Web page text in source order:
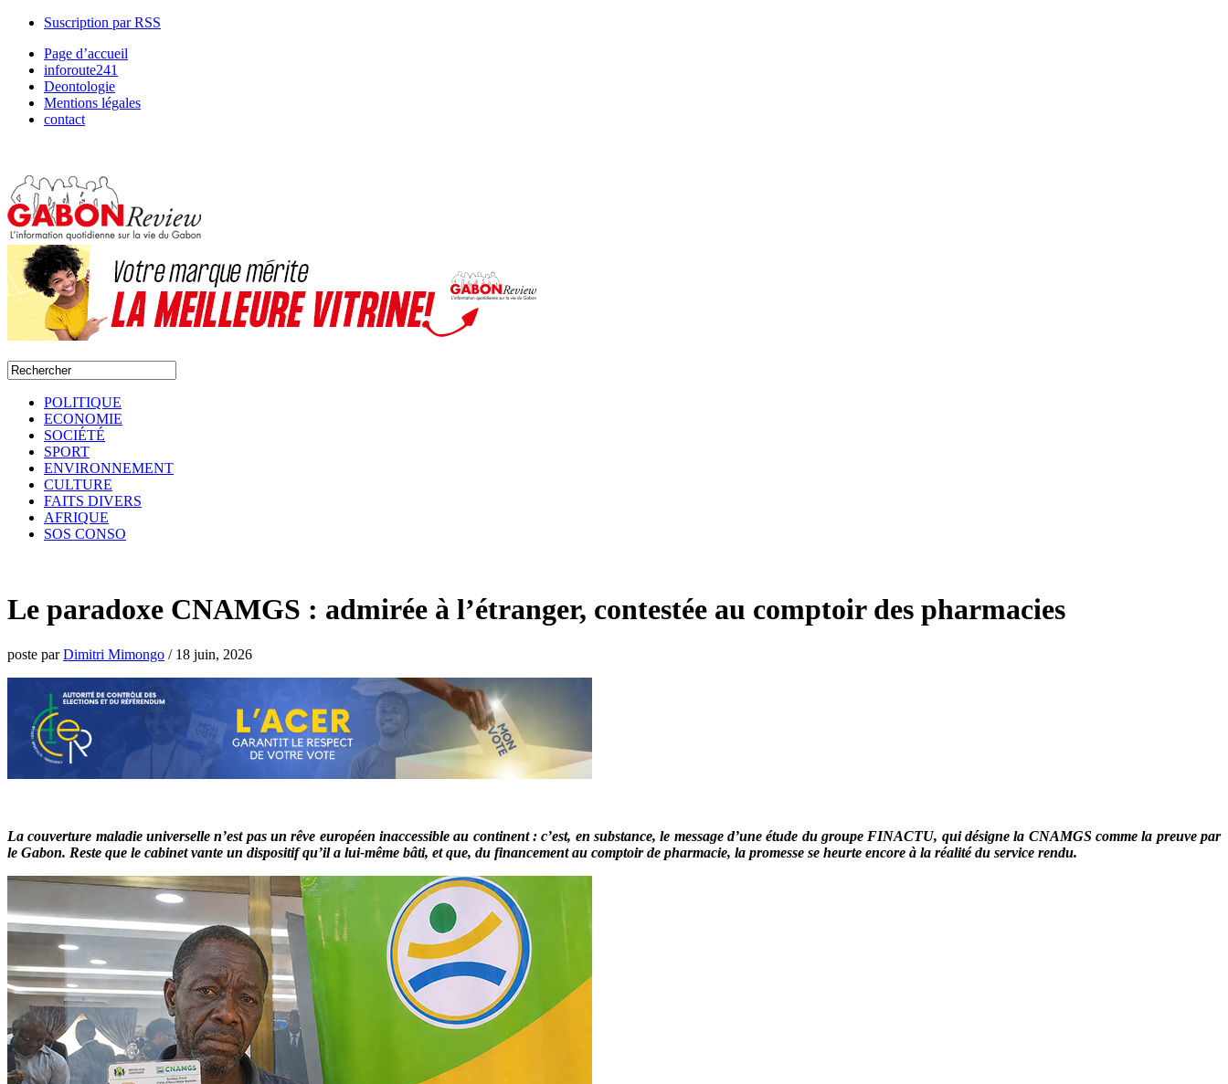
Suscription par RSS
Page d’accueil
inforoute241
Deontologie
Mentions légales
contact
POLITIQUE
ECONOMIE
SOCIÉTÉ
SPORT
ENVIRONNEMENT
CULTURE
FAITS DIVERS
AFRIQUE
SOS CONSO
Le paradoxe CNAMGS : admirée à l’étranger, contestée au comptoir des pharmacies
poste parDimitri Mimongo / 18 juin, 2026
La couverture maladie universelle n’est pas un rêve européen inaccessible au continent : c’est, en substance, le message d’une étude du groupe FINACTU, qui désigne la CNAMGS comme la preuve par
le Gabon. Reste que le cabinet vante un dispositif qu’il a lui-même bâti, et que, du financement au comptoir de pharmacie, la promesse se heurte encore à la réalité du service rendu.